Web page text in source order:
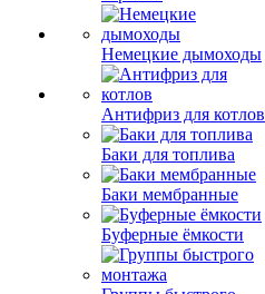
Немецкие дымоходы
Антифриз для котлов
Баки для топлива
Баки мембранные
Буферные ёмкости